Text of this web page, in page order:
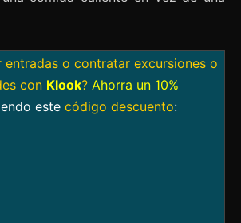
entradas o contratar excursiones o
con Klook? Ahorra un 10%
este código descuento: